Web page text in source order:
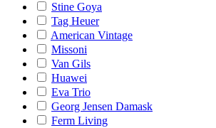
Stine Goya
Tag Heuer
American Vintage
Missoni
Van Gils
Huawei
Eva Trio
Georg Jensen Damask
Ferm Living